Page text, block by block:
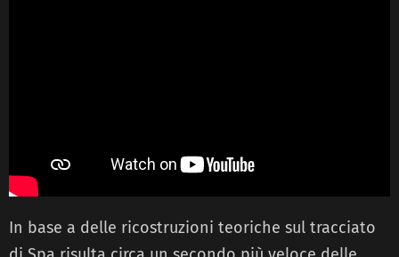
In base a delle ricostruzioni teoriche sul tracciato